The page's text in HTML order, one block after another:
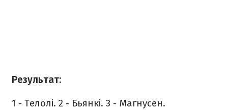
Результат:
1 - Телолі. 2 - Бьянкі. 3 - Магнусен.